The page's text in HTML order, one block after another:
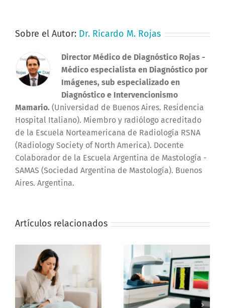
Sobre el Autor: Dr. Ricardo M. Rojas
Director Médico de Diagnóstico Rojas -
Médico especialista en Diagnóstico por
Imágenes, sub especializado en
Diagnóstico e Intervencionismo
Mamario. (Universidad de Buenos Aires. Residencia
Hospital Italiano). Miembro y radiólogo acreditado
de la Escuela Norteamericana de Radiología RSNA
(Radiology Society of North America). Docente
Colaborador de la Escuela Argentina de Mastología -
SAMAS (Sociedad Argentina de Mastología). Buenos
Aires. Argentina.
Artículos relacionados